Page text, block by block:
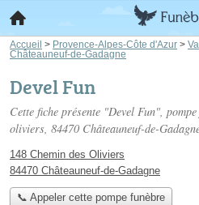
Accueil > Provence-Alpes-Côte d'Azur >
Châteauneuf-de-Gadagne
Devel Fun
Cette fiche présente "Devel Fun",
oliviers, 84470 Châteauneuf-de-
148 Chemin des Oliviers
84470 Châteauneuf-de-Gadagne
📞 Appeler cette pompe funèbre